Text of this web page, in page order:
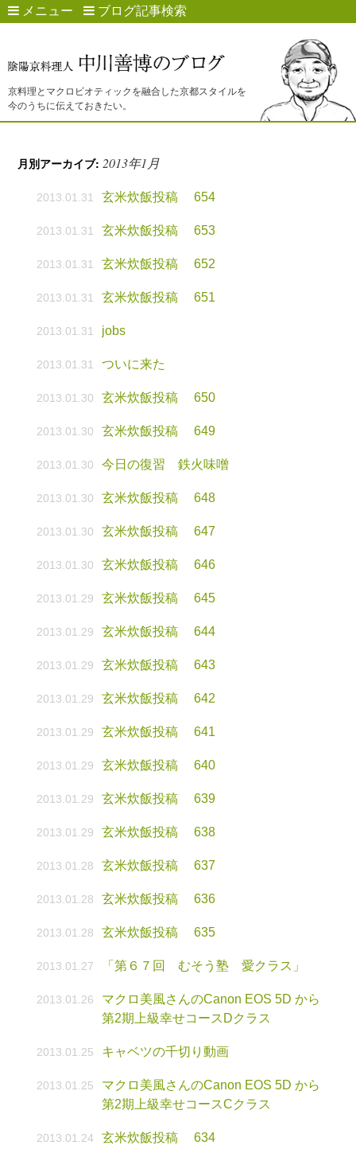
メニュー ブログ記事検索
京料理とマクロビオティックを融合した京都スタイルを
今のうちに伝えておきたい。
月別アーカイブ:2013年1月
2013.01.31 玄米炊飯投稿 654
2013.01.31 玄米炊飯投稿 653
2013.01.31 玄米炊飯投稿 652
2013.01.31 玄米炊飯投稿 651
2013.01.31 jobs
2013.01.31 ついに来た
2013.01.30 玄米炊飯投稿 650
2013.01.30 玄米炊飯投稿 649
2013.01.30 今日の復習 鉄火味噌
2013.01.30 玄米炊飯投稿 648
2013.01.30 玄米炊飯投稿 647
2013.01.30 玄米炊飯投稿 646
2013.01.29 玄米炊飯投稿 645
2013.01.29 玄米炊飯投稿 644
2013.01.29 玄米炊飯投稿 643
2013.01.29 玄米炊飯投稿 642
2013.01.29 玄米炊飯投稿 641
2013.01.29 玄米炊飯投稿 640
2013.01.29 玄米炊飯投稿 639
2013.01.29 玄米炊飯投稿 638
2013.01.28 玄米炊飯投稿 637
2013.01.28 玄米炊飯投稿 636
2013.01.28 玄米炊飯投稿 635
2013.01.27 「第６７回 むそう塾 愛クラス」
2013.01.26
マクロ美風さんのCanon EOS 5D から
第2期上級幸せコースDクラス
2013.01.25 キャベツの千切り動画
2013.01.25
マクロ美風さんのCanon EOS 5D から
第2期上級幸せコースCクラス
2013.01.24 玄米炊飯投稿 634